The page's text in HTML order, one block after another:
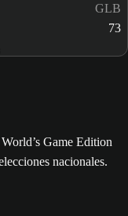
GLB
73